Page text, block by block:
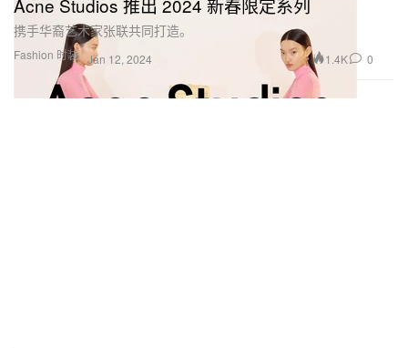
Fashion 时装
Acne Studios 推出 2024 新春限定系列
携手华裔艺术家张联共同打造。
Jan 12, 2024 1.4K 0